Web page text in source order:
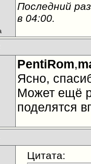
Последний
в 04:00.
PentiRom,
Ясно,
Может ещё
поделятся
Цитата: